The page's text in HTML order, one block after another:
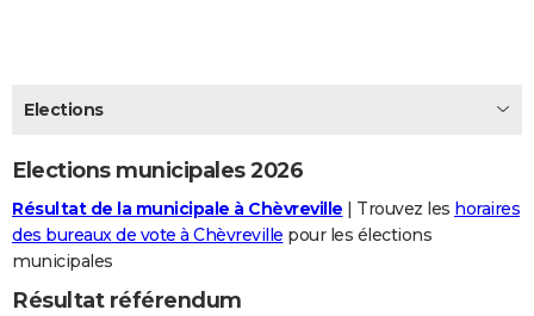
CARTE DE VOEUX
Carte de Noël
Carte Bonne année
Carte Saint-Valentin
Carte Pâques
Carte d'anniversaire
DICTIONNAIRE
Dictionnaire
Biographies
Citations
Expressions
Proverbes
PROGRAMME TV
Elections
Elections municipales 2026
Résultat de la municipale à Chèvreville | Trouvez les horaires
des bureaux de vote à Chèvreville pour les élections
municipales
Résultat référendum